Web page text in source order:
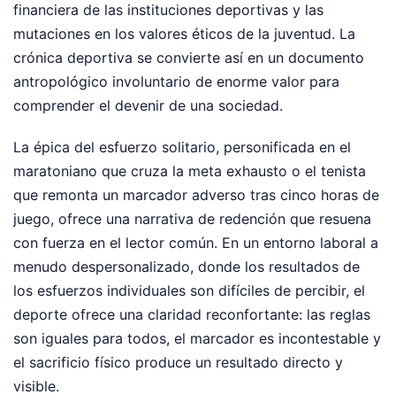
financiera de las instituciones deportivas y las
mutaciones en los valores éticos de la juventud. La
crónica deportiva se convierte así en un documento
antropológico involuntario de enorme valor para
comprender el devenir de una sociedad.
La épica del esfuerzo solitario, personificada en el
maratoniano que cruza la meta exhausto o el tenista
que remonta un marcador adverso tras cinco horas de
juego, ofrece una narrativa de redención que resuena
con fuerza en el lector común. En un entorno laboral a
menudo despersonalizado, donde los resultados de
los esfuerzos individuales son difíciles de percibir, el
deporte ofrece una claridad reconfortante: las reglas
son iguales para todos, el marcador es incontestable y
el sacrificio físico produce un resultado directo y
visible.